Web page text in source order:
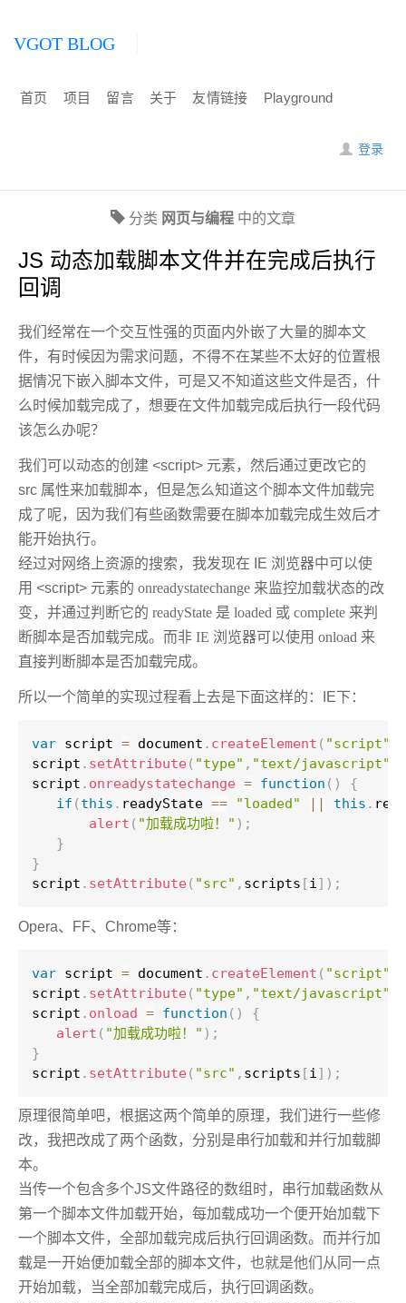
VGOT BLOG
首页 项目 留言 关于 友情链接 Playground
登录
分类 网页与编程 中的文章
JS 动态加载脚本文件并在完成后执行
回调
我们经常在一个交互性强的页面内外嵌了大量的脚本文
件，有时候因为需求问题，不得不在某些不太好的位置根
据情况下嵌入脚本文件，可是又不知道这些文件是否，什
么时候加载完成了，想要在文件加载完成后执行一段代码
该怎么办呢？
我们可以动态的创建 <script> 元素，然后通过更改它的
src 属性来加载脚本，但是怎么知道这个脚本文件加载完
成了呢，因为我们有些函数需要在脚本加载完成生效后才
能开始执行。
经过对网络上资源的搜索，我发现在 IE 浏览器中可以使
用 <script> 元素的 onreadystatechange 来监控加载状态的改
变，并通过判断它的 readyState 是 loaded 或 complete 来判
断脚本是否加载完成。而非 IE 浏览器可以使用 onload 来
直接判断脚本是否加载完成。
所以一个简单的实现过程看上去是下面这样的：IE下：
var script = document . createElement ( "script"
script . setAttribute ( "type" , "text/javascript"
script . onreadystatechange = function ( )
{
if ( this . readyState == "loaded" || this .
alert ( "加载成功啦！" ) ;
}
}
script . setAttribute ( "src" , scripts [i] ) ;
Opera、FF、Chrome等：
var script = document . createElement ( "script"
script . setAttribute ( "type" , "text/javascript"
script . onload = function ( )
{
alert ( "加载成功啦！" ) ;
}
script . setAttribute ( "src" , scripts [i ] ) ;
原理很简单吧，根据这两个简单的原理，我们进行一些修
改，我把改成了两个函数，分别是串行加载和并行加载脚
本。
当传一个包含多个JS文件路径的数组时，串行加载函数从
第一个脚本文件加载开始，每加载成功一个便开始加载下
一个脚本文件，全部加载完成后执行回调函数。而并行加
载是一开始便加载全部的脚本文件，也就是他们从同一点
开始加载，当全部加载完成后，执行回调函数。